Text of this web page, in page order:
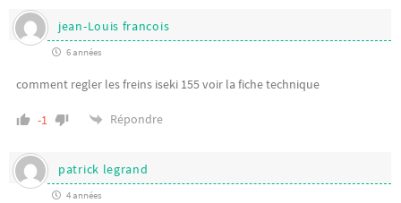
jean-Louis francois
6 années
comment regler les freins iseki 155 voir la fiche technique
-1 Répondre
patrick legrand
4 années